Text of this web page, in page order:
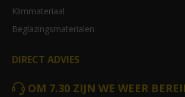
Klimmateriaal
Beglazingsmaterialen
DIRECT ADVIES
OM 7.30 ZIJN WE WEER